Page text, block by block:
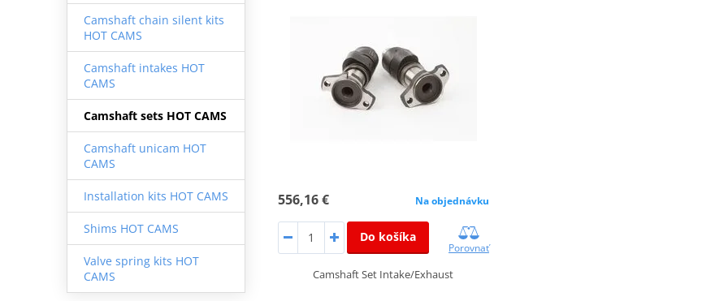
Camshaft chain silent kits
HOT CAMS
Camshaft intakes HOT
CAMS
Camshaft sets HOT CAMS
Camshaft unicam HOT
CAMS
Installation kits HOT CAMS
Shims HOT CAMS
Valve spring kits HOT
CAMS
556,16 € Na objednávku
Do košíka
Porovnať
Camshaft Set Intake/Exhaust